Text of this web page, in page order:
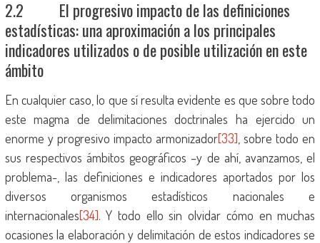
2.2 El progresivo impacto de las definiciones
estadísticas: una aproximación a los principales
indicadores utilizados o de posible utilización en este
ámbito
En cualquier caso, lo que sí resulta evidente es que sobre todo
este magma de delimitaciones doctrinales ha ejercido un
enorme y progresivo impacto armonizador[33] , sobre todo en
sus respectivos ámbitos geográficos –y de ahí, avanzamos, el
problema-, las definiciones e indicadores aportados por los
diversos organismos estadísticos nacionales e
internacionales[34]. Y todo ello sin olvidar cómo en muchas
ocasiones la elaboración y delimitación de estos indicadores se